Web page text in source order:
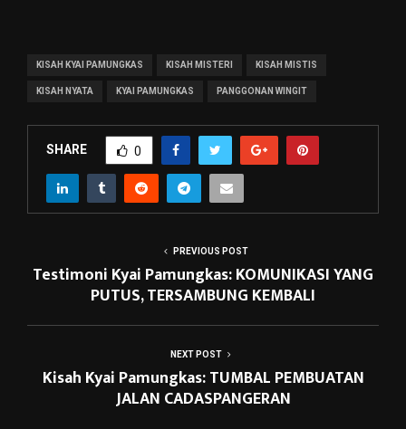
KISAH KYAI PAMUNGKAS KISAH MISTERI KISAH MISTIS
KISAH NYATA KYAI PAMUNGKAS PANGGONAN WINGIT
SHARE 0
PREVIOUS POST
Testimoni Kyai Pamungkas: KOMUNIKASI YANG
PUTUS, TERSAMBUNG KEMBALI
NEXT POST
Kisah Kyai Pamungkas: TUMBAL PEMBUATAN
JALAN CADASPANGERAN